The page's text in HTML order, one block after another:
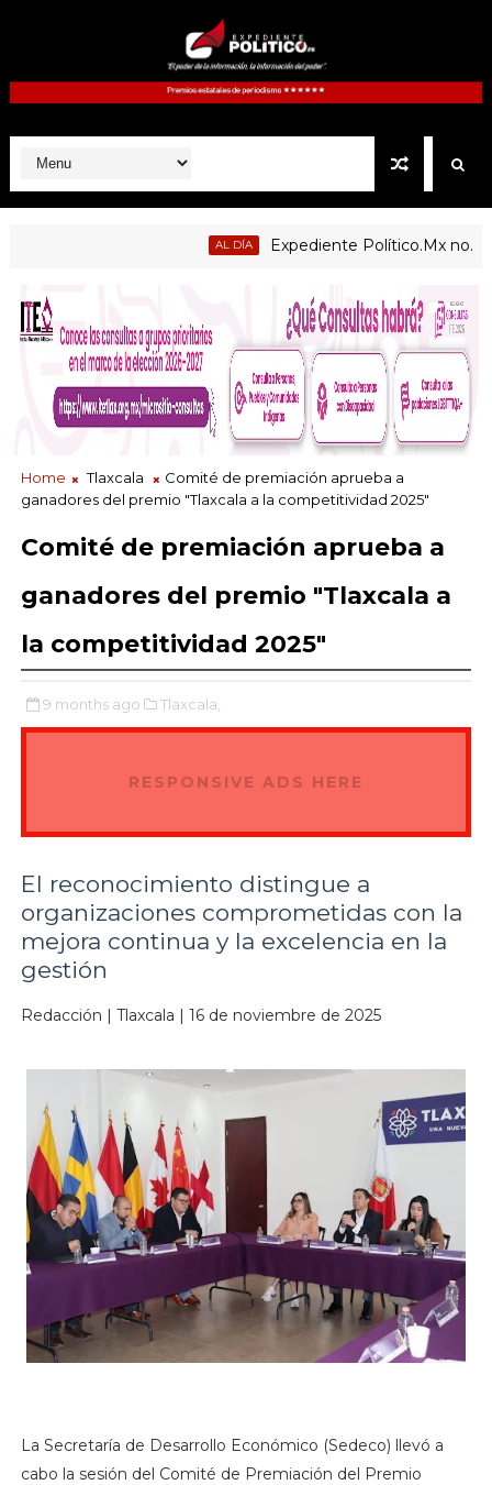
Expediente Político.Mx no. 1127 |
Home Tlaxcala
Comité de premiación aprueba a
ganadores del premio "Tlaxcala a la competitividad 2025"
Comité de premiación aprueba a
ganadores del premio "Tlaxcala a
la competitividad 2025"
9 months ago Tlaxcala,
RESPONSIVE ADS HERE
El reconocimiento distingue a
organizaciones comprometidas con la
mejora continua y la excelencia en la
gestión
Redacción | Tlaxcala | 16 de noviembre de 2025
La Secretaría de Desarrollo Económico (Sedeco) llevó a
cabo la sesión del Comité de Premiación del Premio